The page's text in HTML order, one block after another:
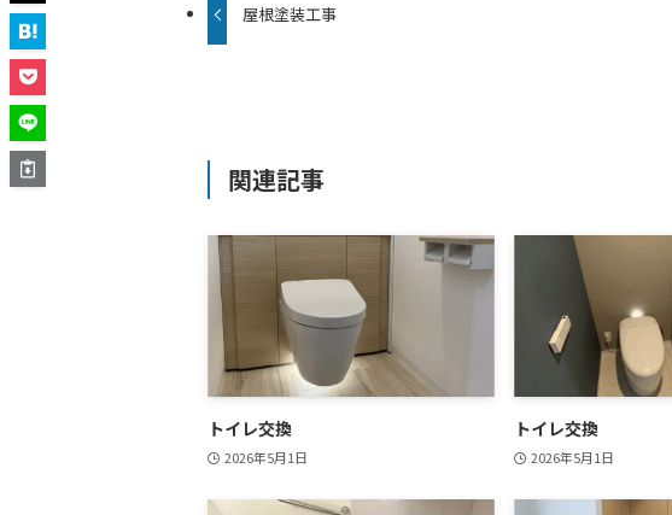
屋根塗装工事
関連記事
トイレ交換
2026年5月1日
トイレ交換
2026年5月1日